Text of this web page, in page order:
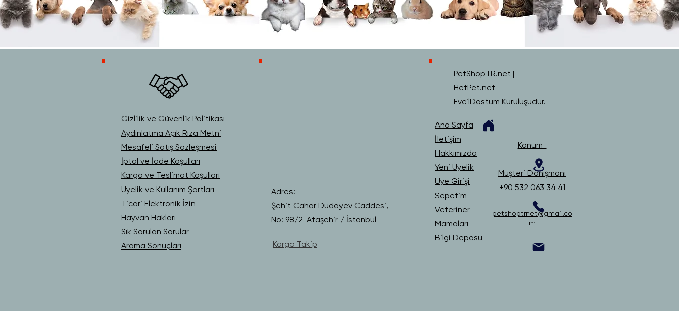
Gizlilik ve Güvenlik Politikası
Aydınlatma Açık Rıza Metni
Mesafeli Satış Sözleşmesi
İptal ve İade Koşulları
Kargo ve Teslimat Koşulları
Üyelik ve Kullanım Şartları
Ticari Elektronik İzin
Hayvan Hakları
Sık Sorulan Sorular
Arama Sonuçları
Adres:
Şehit Cahar Dudayev Caddesi,
No: 98/2 Ataşehir / İstanbul
Kargo Takip
PetShopTR.net |
HetPet.net
EvcilDostum Kuruluşudur.
Ana Sayfa
İletişim
Hakkımızda
Yeni Üyelik
Üye Girişi
Sepetim
Veteriner
Mamaları
Bilgi Deposu
Konum
Müşteri Danışmanı
+90 532 063 34 41
petshoptrnet@gmail.co
m